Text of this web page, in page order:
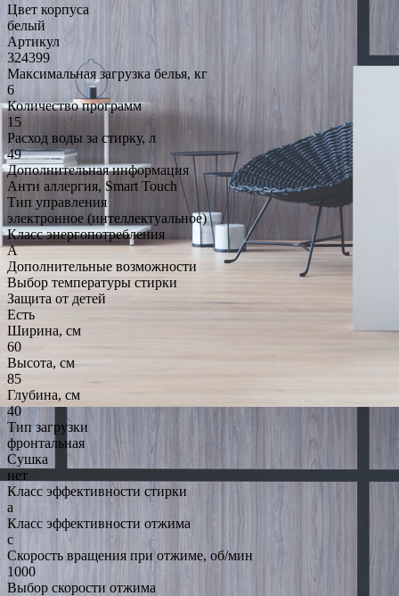
Цвет корпуса
белый
Артикул
324399
Максимальная загрузка белья, кг
6
Количество программ
15
Расход воды за стирку, л
49
Дополнительная информация
Анти аллергия, Smart Touch
Тип управления
электронное (интеллектуальное)
Класс энергопотребления
A
Дополнительные возможности
Выбор температуры стирки
Защита от детей
Есть
Ширина, см
60
Высота, см
85
Глубина, см
40
Тип загрузки
фронтальная
Сушка
нет
Класс эффективности стирки
a
Класс эффективности отжима
c
Скорость вращения при отжиме, об/мин
1000
Выбор скорости отжима